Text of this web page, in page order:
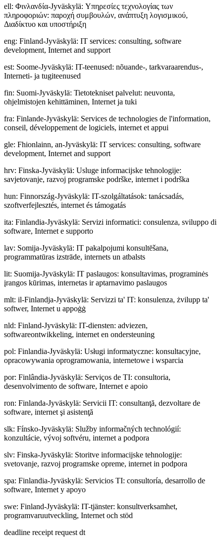
ell: Φινλανδία-Jyväskylä: Υπηρεσίες τεχνολογίας των
πληροφοριών: παροχή συμβουλών, ανάπτυξη λογισμικού,
Διαδίκτυο και υποστήριξη
eng: Finland-Jyväskylä: IT services: consulting, software
development, Internet and support
est: Soome-Jyväskylä: IT-teenused: nõuande-, tarkvaraarendus-,
Interneti- ja tugiteenused
fin: Suomi-Jyväskylä: Tietotekniset palvelut: neuvonta,
ohjelmistojen kehittäminen, Internet ja tuki
fra: Finlande-Jyväskylä: Services de technologies de l'information,
conseil, développement de logiciels, internet et appui
gle: Fhionlainn, an-Jyväskylä: IT services: consulting, software
development, Internet and support
hrv: Finska-Jyväskylä: Usluge informacijske tehnologije:
savjetovanje, razvoj programske podrške, internet i podrška
hun: Finnország-Jyväskylä: IT-szolgáltatások: tanácsadás,
szoftverfejlesztés, internet és támogatás
ita: Finlandia-Jyväskylä: Servizi informatici: consulenza, sviluppo di
software, Internet e supporto
lav: Somija-Jyväskylä: IT pakalpojumi konsultēšana,
programmatūras izstrāde, internets un atbalsts
lit: Suomija-Jyväskylä: IT paslaugos: konsultavimas, programinės
įrangos kūrimas, internetas ir aptarnavimo paslaugos
mlt: il-Finlandja-Jyväskylä: Servizzi ta' IT: konsulenza, żvilupp ta'
softwer, Internet u appoġġ
nld: Finland-Jyväskylä: IT-diensten: adviezen,
softwareontwikkeling, internet en ondersteuning
pol: Finlandia-Jyväskylä: Usługi informatyczne: konsultacyjne,
opracowywania oprogramowania, internetowe i wsparcia
por: Finlândia-Jyväskylä: Serviços de TI: consultoria,
desenvolvimento de software, Internet e apoio
ron: Finlanda-Jyväskylä: Servicii IT: consultanţă, dezvoltare de
software, internet şi asistenţă
slk: Fínsko-Jyväskylä: Služby informačných technológií:
konzultácie, vývoj softvéru, internet a podpora
slv: Finska-Jyväskylä: Storitve informacijske tehnologije:
svetovanje, razvoj programske opreme, internet in podpora
spa: Finlandia-Jyväskylä: Servicios TI: consultoría, desarrollo de
software, Internet y apoyo
swe: Finland-Jyväskylä: IT-tjänster: konsultverksamhet,
programvaruutveckling, Internet och stöd
deadline receipt request dt